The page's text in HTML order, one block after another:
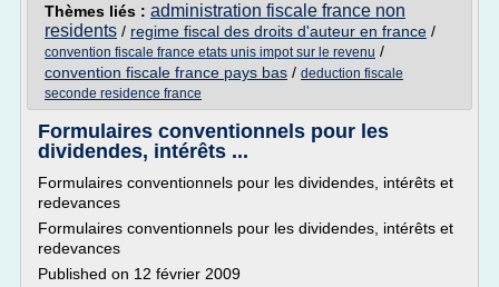
Thèmes liés : administration fiscale france non
residents / regime fiscal des droits d'auteur en france /
convention fiscale france etats unis impot sur le revenu /
convention fiscale france pays bas / deduction fiscale
seconde residence france
Formulaires conventionnels pour les
dividendes, intérêts ...
Formulaires conventionnels pour les dividendes, intérêts et
redevances
Formulaires conventionnels pour les dividendes, intérêts et
redevances
Published on 12 février 2009